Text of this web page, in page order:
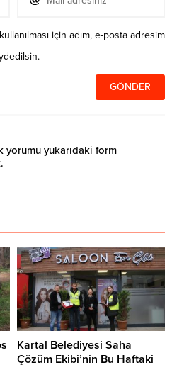
için adım, e-posta adresim
yorumu yukarıdaki form
Kartal Belediyesi Saha
Çözüm Ekibi’nin Bu Haftaki